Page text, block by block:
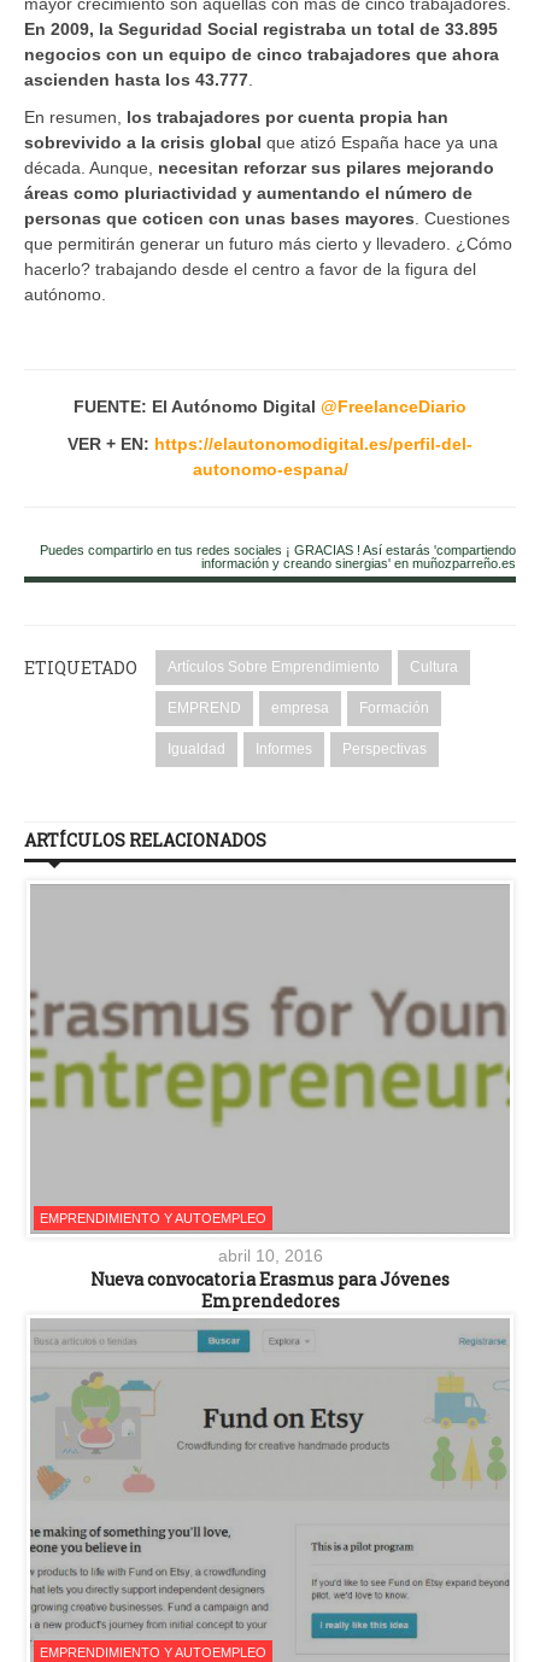
En 2009, la Seguridad Social registraba un total de 33.895
negocios con un equipo de cinco trabajadores que ahora
ascienden hasta los 43.777
En resumen, los trabajadores por cuenta propia han
sobrevivido a la crisis global que atizó España hace ya una
década. Aunque, necesitan reforzar sus pilares mejorando
áreas como pluriactividad y aumentando el número de
personas que coticen con unas bases mayores . Cuestiones
que permitirán generar un futuro más cierto y llevadero. ¿Cómo
hacerlo? trabajando desde el centro a favor de la figura del
autónomo.
FUENTE: El Autónomo Digital @FreelanceDiario
VER + EN: https://elautonomodigital.es/perfil-del-
autonomo-espana/
Puedes compartirlo en tus redes sociales ¡ GRACIAS ! Así estarás 'compartiendo
información y creando sinergias' en muñozparreño.es
ETIQUETADO Artículos Sobre Emprendimiento Cultura
EMPREND empresa Formación
Igualdad Informes Perspectivas
ARTÍCULOS RELACIONADOS
EMPRENDIMIENTO Y AUTOEMPLEO
abril 10, 2016
Nueva convocatoria Erasmus para Jóvenes
Emprendedores
EMPRENDIMIENTO Y AUTOEMPLEO